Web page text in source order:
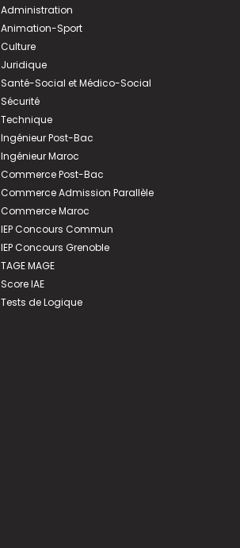
Administration
Animation-Sport
Culture
Juridique
Santé-Social et Médico-Social
Sécurité
Technique
Ingénieur Post-Bac
Ingénieur Maroc
Commerce Post-Bac
Commerce Admission Parallèle
Commerce Maroc
IEP Concours Commun
IEP Concours Grenoble
TAGE MAGE
Score IAE
Tests de Logique